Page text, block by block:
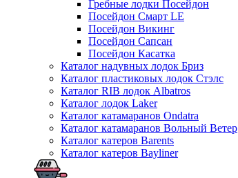
Гребные лодки Посейдон
Посейдон Смарт LE
Посейдон Викинг
Посейдон Сапсан
Посейдон Касатка
Каталог надувных лодок Бриз
Каталог пластиковых лодок Стэлс
Каталог RIB лодок Albatros
Каталог лодок Laker
Каталог катамаранов Ondatra
Каталог катамаранов Вольный Ветер
Каталог катеров Barents
Каталог катеров Bayliner